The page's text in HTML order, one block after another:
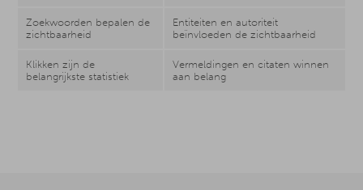
Zoekwoorden bepalen de
zichtbaarheid
Entiteiten en autoriteit
beïnvloeden de zichtbaarheid
Klikken zijn de
belangrijkste statistiek
Vermeldingen en citaten winnen
aan belang